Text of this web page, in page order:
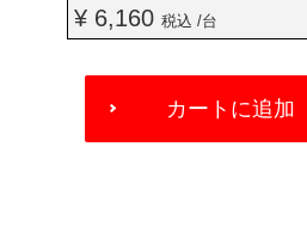
¥ 6,160税込 /台
ADD
CART
カートに追加